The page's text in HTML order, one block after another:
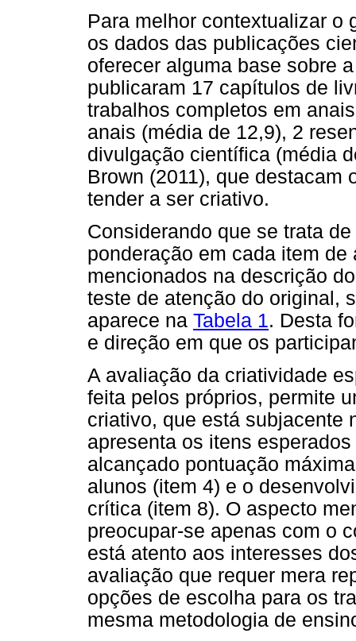
Para melhor contextualizar o
os dados das publicações
oferecer alguma base sobre
publicaram 17 capítulos de
trabalhos completos em
anais (média de 12,9), 2
divulgação científica (média
Brown (2011), que destacam
tender a ser criativo.
Considerando que se trata
ponderação em cada item
mencionados na descrição
teste de atenção do original,
aparece na Tabela 1. Desta
e direção em que os
A avaliação da criatividade
feita pelos próprios, permite
criativo, que está subjacente
apresenta os itens
alcançado pontuação
alunos (item 4) e o
crítica (item 8). O aspecto
preocupar-se apenas com o
está atento aos interesses
avaliação que requer mera
opções de escolha para os
mesma metodologia de